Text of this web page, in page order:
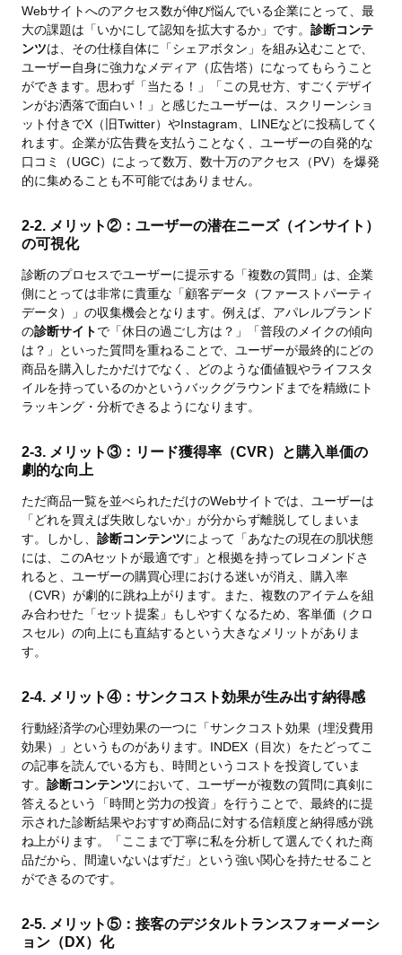
Webサイトへのアクセス数が伸び悩んでいる企業にとって、最
大の課題は「いかにして認知を拡大するか」です。 診断コンテ
ンツは、その仕様自体に「シェアボタン」を組み込むことで、
ユーザー自身に強力なメディア（広告塔）になってもらうこと
ができます。思わず「当たる！」「この見せ方、すごくデザイ
ンがお洒落で面白い！」と感じたユーザーは、スクリーンショ
ット付きでX（旧Twitter）やInstagram、LINEなどに投稿してく
れます。企業が広告費を支払うことなく、ユーザーの自発的な
口コミ（UGC）によって数万、数十万のアクセス（PV）を爆発
的に集めることも不可能ではありません。
2-2. メリット②：ユーザーの潜在ニーズ（インサイト）
の可視化
診断のプロセスでユーザーに提示する「複数の質問」は、企業
側にとっては非常に貴重な「顧客データ（ファーストパーティ
データ）」の収集機会となります。例えば、アパレルブランド
の診断サイトで「休日の過ごし方は？」「普段のメイクの傾向
は？」といった質問を重ねることで、ユーザーが最終的にどの
商品を購入したかだけでなく、どのような価値観やライフスタ
イルを持っているのかというバックグラウンドまでを精緻にト
ラッキング・分析できるようになります。
2-3. メリット③：リード獲得率（CVR）と購入単価の
劇的な向上
ただ商品一覧を並べられただけのWebサイトでは、ユーザーは
「どれを買えば失敗しないか」が分からず離脱してしまいま
す。しかし、 診断コンテンツによって「あなたの現在の肌状態
には、このAセットが最適です」と根拠を持ってレコメンドさ
れると、ユーザーの購買心理における迷いが消え、購入率
（CVR）が劇的に跳ね上がります。また、複数のアイテムを組
み合わせた「セット提案」もしやすくなるため、客単価（クロ
スセル）の向上にも直結するという大きなメリットがありま
す。
2-4. メリット④：サンクコスト効果が生み出す納得感
行動経済学の心理効果の一つに「サンクコスト効果（埋没費用
効果）」というものがあります。INDEX（目次）をたどってこ
の記事を読んでいる方も、時間というコストを投資していま
す。 診断コンテンツにおいて、ユーザーが複数の質問に真剣に
答えるという「時間と労力の投資」を行うことで、最終的に提
示された診断結果やおすすめ商品に対する信頼度と納得感が跳
ね上がります。「ここまで丁寧に私を分析して選んでくれた商
品だから、間違いないはずだ」という強い関心を持たせること
ができるのです。
2-5. メリット⑤：接客のデジタルトランスフォーメーシ
ョン（DX）化